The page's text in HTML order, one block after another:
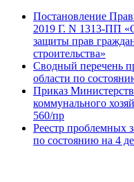
Постановление
2019 Г. N 1313-ПП
защиты прав
строительства»
Сводный перечень
области по
Приказ
коммунального
560/пр
Реестр проблемных
по состоянию на 4